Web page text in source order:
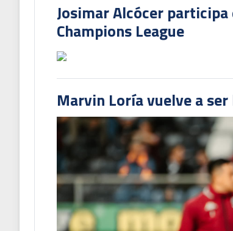
Josimar Alcócer
Champions League
Marvin Loría vuelve a